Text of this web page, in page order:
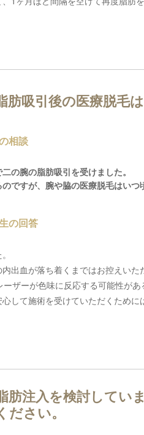
肪吸引後の医療脱毛
相談
の腕の脂肪吸引を受けました。
ですが、腕や脇の医療脱毛はいつ
の回答
出血が落ち着くまではお控えい
ザーが色味に反応する可能性があ
して施術を受けていただくため
肪注入を検討してい
ださい。